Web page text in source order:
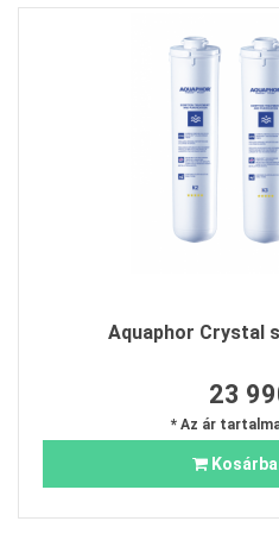
Aquaphor Crystal
23
* Az ár